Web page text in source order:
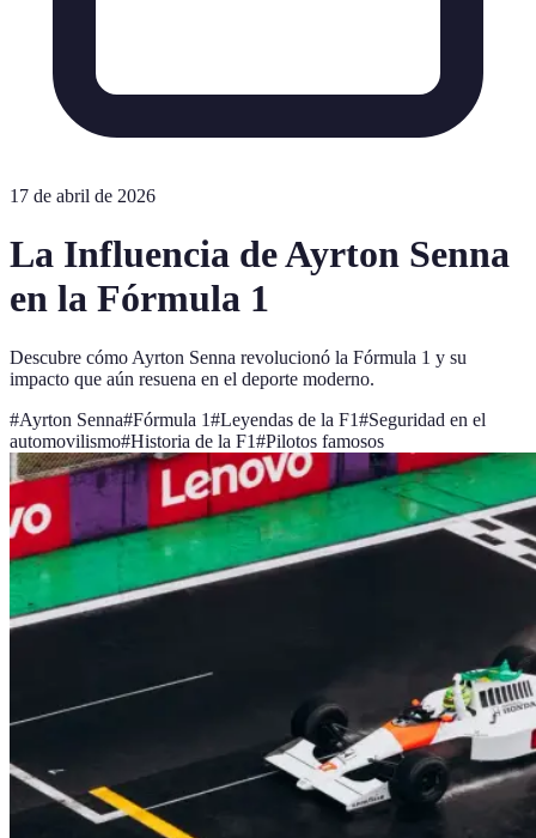
17 de abril de 2026
La Influencia de Ayrton Senna
en la Fórmula 1
Descubre cómo Ayrton Senna revolucionó la Fórmula 1 y su
impacto que aún resuena en el deporte moderno.
#Ayrton Senna#Fórmula 1#Leyendas de la F1#Seguridad en el
automovilismo#Historia de la F1#Pilotos famosos